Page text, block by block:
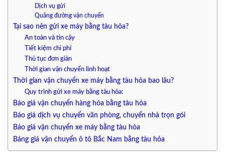
Dịch vụ gửi
Quãng đường vận chuyển
Tại sao nên gửi xe máy bằng tàu hỏa?
An toàn và tin cậy
Tiết kiệm chi phí
Thủ tục đơn giản
Thời gian vận chuyển linh hoạt
Thời gian vận chuyển xe máy bằng tàu hỏa bao lâu?
Quy trình gửi xe máy bằng tàu hỏa:
Báo giá vận chuyển hàng hóa bằng tàu hỏa
Báo giá dịch vụ chuyển văn phòng, chuyển nhà trọn gói
Báo giá vận chuyển xe máy bằng tàu hỏa
Bảng giá vận chuyển ô tô Bắc Nam bằng tàu hỏa